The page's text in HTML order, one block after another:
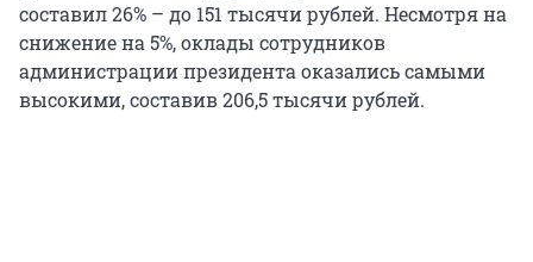
составил 26% – до 151 тысячи рублей. Несмотря на
снижение на 5%, оклады сотрудников
администрации президента оказались самыми
высокими, составив 206,5 тысячи рублей.